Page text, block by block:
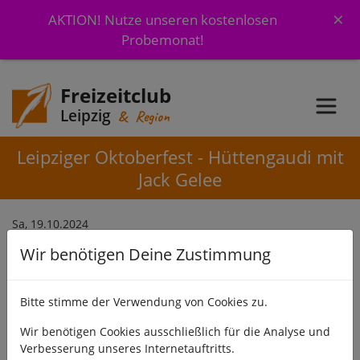
AKTION! Nutze unseren kostenlosen
Probemonat!
×
Freizeitclub
Leipzig & Region
Leipziger Oktoberfest - Hüttengaudi mit
Jack Gelee
Sa, 19.10.2024
Es ist wieder Leipziger Oktoberfest, drum lasst uns wieder
Mehr Infos
Wir benötigen Deine Zustimmung
Bitte stimme der Verwendung von Cookies zu.
Wir benötigen Cookies ausschließlich für die Analyse und
Verbesserung unseres Internetauftritts.